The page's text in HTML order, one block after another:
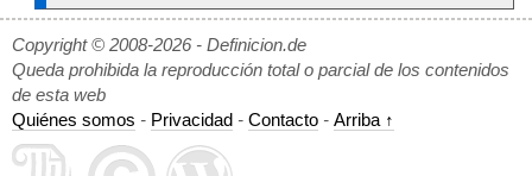
Copyright © 2008-2026 - Definicion.de
Queda prohibida la reproducción total o parcial de los contenidos
de esta web
Quiénes somos - Privacidad - Contacto - Arriba ↑